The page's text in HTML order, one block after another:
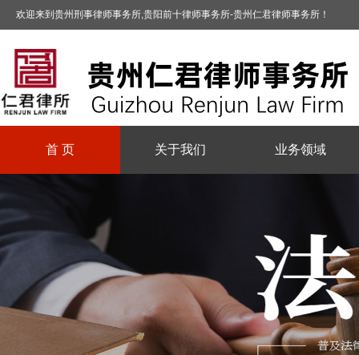
欢迎来到贵州刑事律师事务所,贵阳前十律师事务所-贵州仁君律师事务所！
首 页 关于我们 业务领域